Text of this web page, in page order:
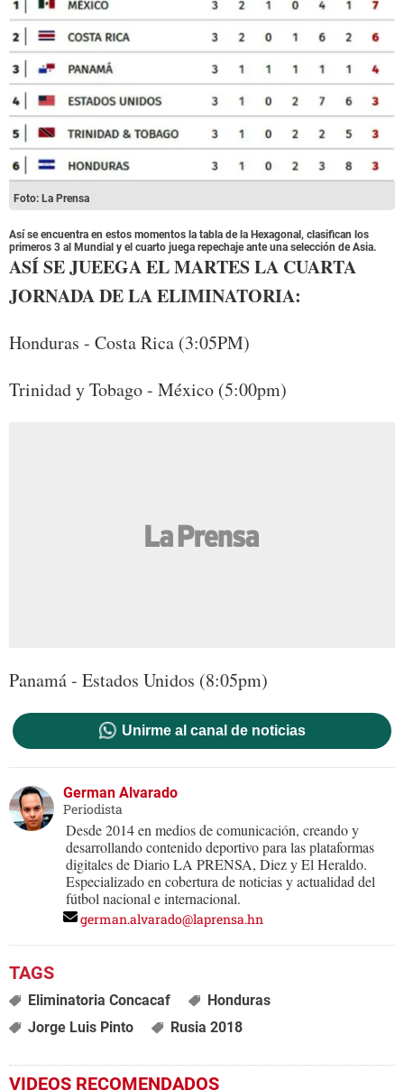
Foto: La Prensa
Así se encuentra en estos momentos la tabla de la Hexagonal, clasifican los
primeros 3 al Mundial y el cuarto juega repechaje ante una selección de Asia.
ASÍ SE JUEEGA EL MARTES LA CUARTA
JORNADA DE LA ELIMINATORIA:
Honduras - Costa Rica (3:05PM)
Trinidad y Tobago - México (5:00pm)
Panamá - Estados Unidos (8:05pm)
Unirme al canal de noticias
German Alvarado
Periodista
Desde 2014 en medios de comunicación, creando y
desarrollando contenido deportivo para las plataformas
digitales de Diario LA PRENSA, Diez y El Heraldo.
Especializado en cobertura de noticias y actualidad del
fútbol nacional e internacional.
german.alvarado@laprensa.hn
Eliminatoria Concacaf
Honduras
Jorge Luis Pinto
Rusia 2018
VIDEOS RECOMENDADOS